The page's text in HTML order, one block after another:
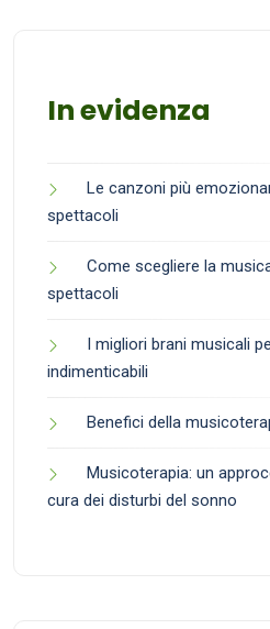
In evidenza
Le canzoni più
spettacoli
Come scegliere la
spettacoli
I migliori brani musicali
indimenticabili
Benefici della
Musicoterapia: un
cura dei disturbi del sonno